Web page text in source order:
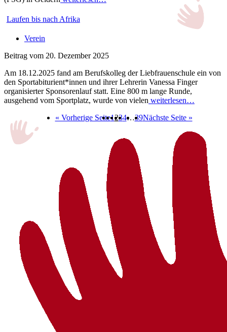
Laufen bis nach Afrika
Verein
Beitrag vom 20. Dezember 2025
Am 18.12.2025 fand am Berufskolleg der Liebfrauenschule ein von
den Sportabiturient*innen und ihrer Lehrerin Vanessa Finger
organisierter Sponsorenlauf statt. Eine 800 m lange Runde,
ausgehend vom Sportplatz, wurde von vielen weiterlesen…
« Vorherige Seite1234…39Nächste Seite »